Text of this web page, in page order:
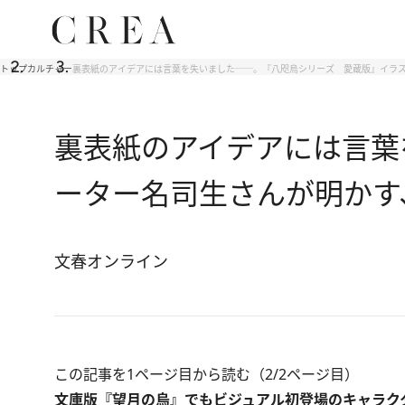
トップカルチャー裏表紙のアイデアには言葉を失いました──。『八咫烏シリーズ 愛蔵版』イラ
裏表紙のアイデアには言
ーター名司生さんが明か
文春オンライン
この記事を1ページ目から読む（2/2ページ目）
文庫版『望月の烏』でもビジュアル初登場のキャラク